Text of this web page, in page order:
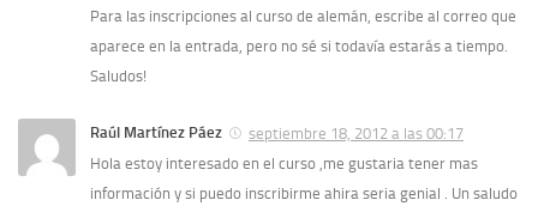
Para las inscripciones al curso de alemán, escribe al correo que
aparece en la entrada, pero no sé si todavía estarás a tiempo.
Saludos!
Raúl Martínez Páez
septiembre 18, 2012 a las 00:17
Hola estoy interesado en el curso ,me gustaria tener mas
información y si puedo inscribirme ahira seria genial . Un saludo